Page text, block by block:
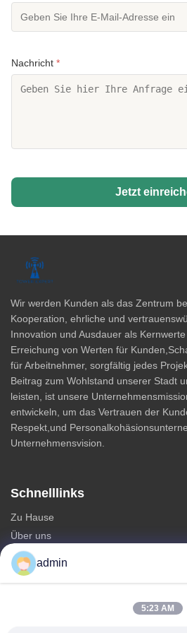
Nachricht *
Jetzt
Wir werden Kunden als das Zentrum
Kooperation, ehrliche und
Innovation und Ausdauer als
Erreichung von Werten für
für Arbeitnehmer, sorgfältig jedes
Beitrag zum Wohlstand unserer Stadt
leisten, ist unsere
entwickeln, um das Vertrauen der
Respekt,und
Unternehmensvision.
Schnelllinks
Zu Hause
Über uns
produits
Kontakt
admin
5:23 AM